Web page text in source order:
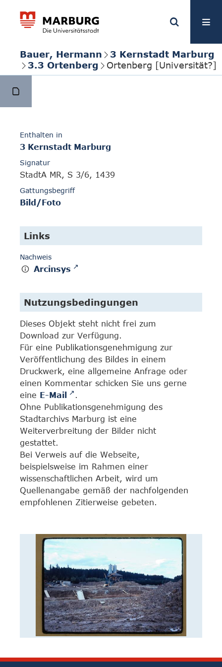
Bauer, Hermann
3 Kernstadt Marburg
3.3 Ortenberg
Ortenberg [Universität?]
Enthalten in
3 Kernstadt Marburg
Signatur
StadtA MR, S 3/6, 1439
Gattungsbegriff
Bild/Foto
Links
Nachweis
Arcinsys
Nutzungsbedingungen
Dieses Objekt steht nicht frei zum
Download zur Verfügung.
Für eine Publikationsgenehmigung zur
Veröffentlichung des Bildes in einem
Druckwerk, eine allgemeine Anfrage oder
einen Kommentar schicken Sie uns gerne
eine E-Mail
.
Ohne Publikationsgenehmigung des
Stadtarchivs Marburg ist eine
Weiterverbreitung der Bilder nicht
gestattet.
Bei Verweis auf die Webseite,
beispielsweise im Rahmen einer
wissenschaftlichen Arbeit, wird um
Quellenangabe gemäß der nachfolgenden
empfohlenen Zitierweise gebeten.